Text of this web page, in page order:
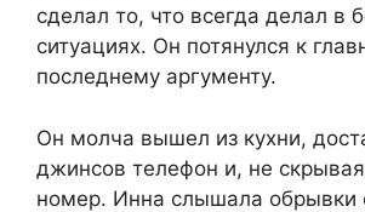
сделал то, что всегда делал в
ситуациях. Он потянулся к
последнему аргументу.
Он молча вышел из кухни,
джинсов телефон и, не
номер. Инна слышала обрывки